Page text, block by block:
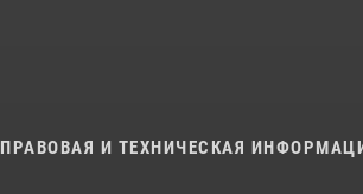
ПРАВОВАЯ И ТЕХНИЧЕСКАЯ